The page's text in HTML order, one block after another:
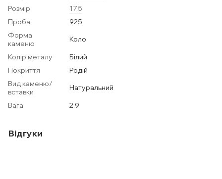
Розмір
17.5
Проба
925
Форма
каменю
Коло
Колір металу
Білий
Покриття
Родій
Вид каменю/
вставки
Натуральний
Вага
2.9
Відгуки